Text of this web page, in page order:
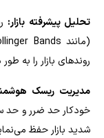
تحلیل پیشرفته بازار:
روندهای بازار را به‌
مدیریت ریسک
خودکار حد ضرر و حد
شدید بازار حفظ